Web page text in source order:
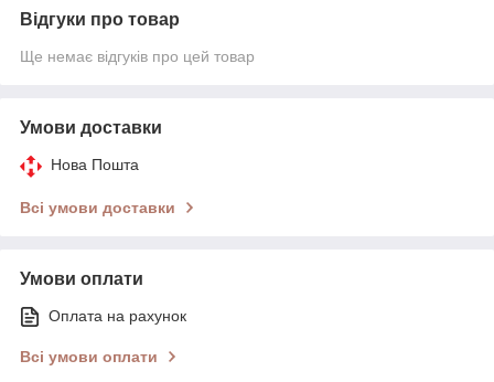
Відгуки про товар
Ще немає відгуків про цей товар
Умови доставки
Нова Пошта
Всі умови доставки
Умови оплати
Оплата на рахунок
Всі умови оплати